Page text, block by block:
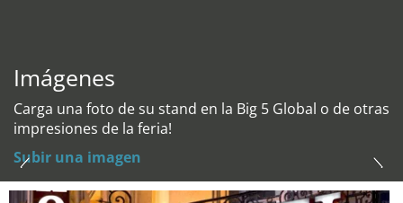
Imágenes
Carga una foto de su stand en la Big 5 Global o de otras
impresiones de la feria!
Subir una imagen